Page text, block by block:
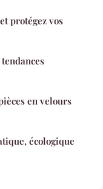
protégez vos
en velours
écologique